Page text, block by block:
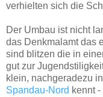
verhielten sich die
Der Umbau ist nicht
das Denkmalamt das
sind blitzen die in
gut zur
klein, nachgeradezu
Spandau-Nord kennt